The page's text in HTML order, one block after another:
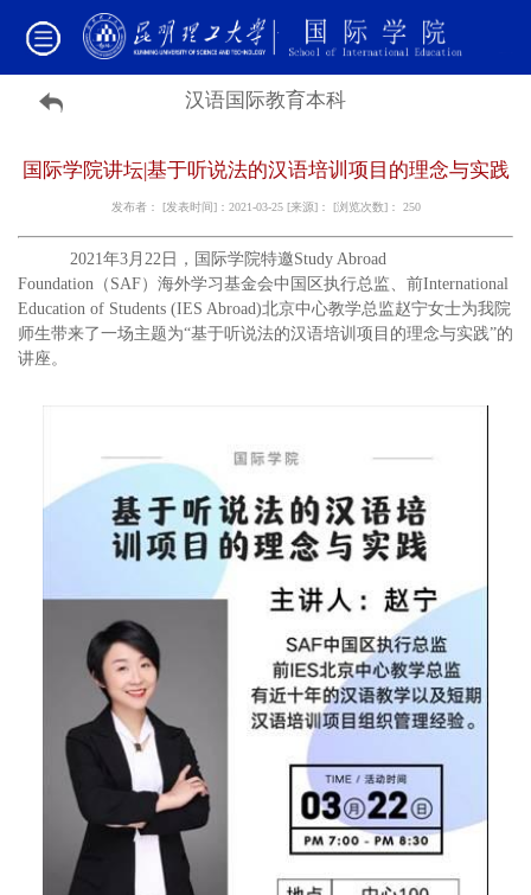
汉语国际教育本科
国际学院讲坛|基于听说法的汉语培训项目的理念与实践
发布者： [发表时间]：2021-03-25 [来源]： [浏览次数]： 250
2021年3月22日，国际学院特邀Study Abroad
Foundation（SAF）海外学习基金会中国区执行总监、前International
Education of Students (IES Abroad)北京中心教学总监赵宁女士为我院
师生带来了一场主题为“基于听说法的汉语培训项目的理念与实践”的
讲座。